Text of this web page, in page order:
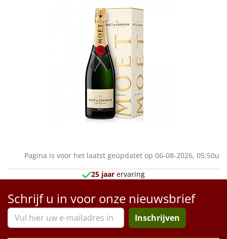
Pagina is voor het laatst geüpdatet op 06-08-2026, 05:50u
25 jaar ervaring
Schrijf u in voor onze nieuwsbrief
Inschrijven